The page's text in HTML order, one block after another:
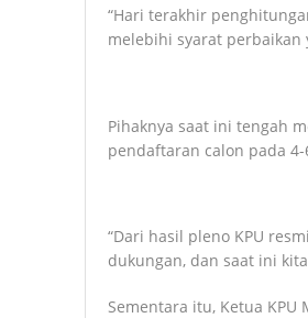
“Hari terakhir
melebihi syarat perbaikan
Pihaknya saat ini tengah
pendaftaran calon pada
“Dari hasil pleno KPU
dukungan, dan saat ini
Sementara itu, Ketua KPU